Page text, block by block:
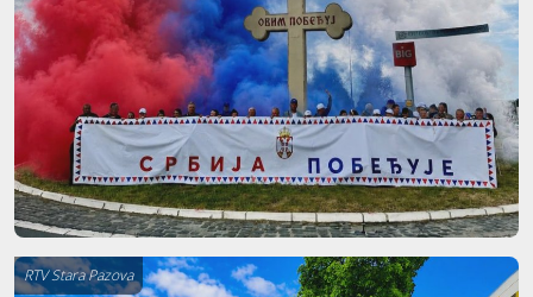
RTV Stara Pazova